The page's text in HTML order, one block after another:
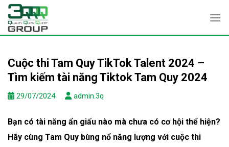
Skip
content
Cuộc thi Tam Quy TikTok Talent 2024 –
Tìm kiếm tài năng Tiktok Tam Quy 2024
29/07/2024 admin.3q
Bạn có tài năng ẩn giấu nào mà chưa có cơ hội thể hiện?
Hãy cùng Tam Quy bùng nổ năng lượng với cuộc thi